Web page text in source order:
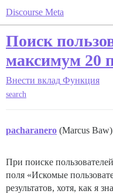
Discourse Meta
Поиск
максимум 20
Внести вклад Функция
search
pacharanero (Marcus Baw)
При поиске
поля «Искомые
результатов, хотя, как я